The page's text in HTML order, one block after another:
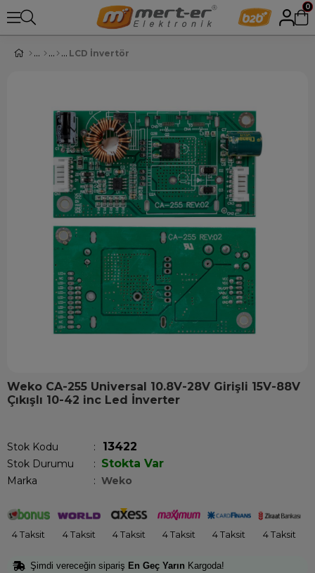
0
LCD İnvertör
Weko CA-255 Universal 10.8V-28V Girişli 15V-88V
Çıkışlı 10-42 inc Led İnverter
Stok Kodu 13422
Stok Durumu : Stokta Var
Marka : Weko
4 Taksit 4 Taksit 4 Taksit 4 Taksit 4 Taksit 4 Taksit
Şimdi vereceğin sipariş En Geç Yarın Kargoda!